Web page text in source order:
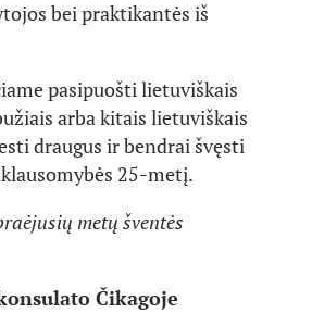
bei praktikantės iš
pasipuošti lietuviškais
arba kitais lietuviškais
draugus ir bendrai švęsti
25-metį.
metų šventės
Čikagoje